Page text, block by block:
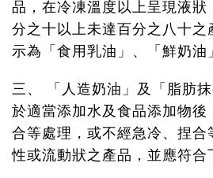
品，在冷凍溫度以上呈現液狀
分之十以上未達百分之八十之
示為「食用乳油」、「鮮奶油
三、
「人造奶油」及「脂肪
於適當添加水及食品添加物後
合等處理，或不經急冷、捏合
性或流動狀之產品，並應符合